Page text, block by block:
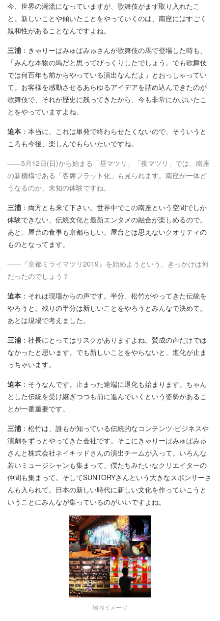
今、世界の潮流になっていますが、歌舞伎がまず取り入れたこ
と。新しいことや傾いたことをやっていくのは、南座にはすごく
親和性があることなんですよね。
三浦 ：きゃりーぱみゅぱみゅさんが歌舞伎の馬で登場した時も、
「みんな本物の馬だと思ってびっくりしたでしょう。でも歌舞伎
では何百年も前からやっている演出なんだよ」とおっしゃってい
て。お客様を感動させるあらゆるアイデアを詰め込んできたのが
歌舞伎で、それが歴史に残ってきたから、今も非常にかぶいたこ
とをやっていますよね。
迫本 ：本当に、これは単発で終わらせたくないので、そういうと
ころも今後、楽しんでもらいたいですね。
――5月12日(日)から始まる「昼マツリ」「夜マツリ」では、南座
の新機構である「客席フラット化」も見られます。南座が一体ど
うなるのか、未知の体験ですね。
三浦 ：両方とも来て下さい。世界中でこの南座という空間でしか
体験できない、伝統文化と最新エンタメの融合が楽しめるので。
あと、屋台の食事も京都らしい、屋台とは思えないクオリティの
ものとなってます。
――『京都ミライマツリ2019』を始めようという、きっかけは何
だったのでしょう？
迫本 ：それは現場からの声です。半分、松竹がやってきた伝統を
やろうと。残りの半分は新しいことをやろうとみんなで決めて。
あとは現場で考えました。
三浦 ：社長にとってはリスクがありますよね。賛成の声だけでは
なかったと思います。でも新しいことをやらないと、進化が止ま
っちゃいます。
迫本 ：そうなんです。止まった途端に退化も始まります。ちゃん
とした伝統を受け継ぎつつも前に進んでいくという姿勢があるこ
とが一番重要です。
三浦 ：松竹は、誰もが知っている伝統的なコンテンツ·ビジネスや
演劇をずっとやってきた会社です。そこにきゃりーぱみゅぱみゅ
さんと株式会社ネイキッドさんの演出チームが入って。いろんな
若いミュージシャンも集まって、僕たちみたいなクリエイターの
仲間も集まって。そしてSUNTORYさんという大きなスポンサーさ
んも入られて。日本の新しい時代に新しい文化を作っていこうと
いうことにみんなが集っているのがいいですよね。
場内イメージ